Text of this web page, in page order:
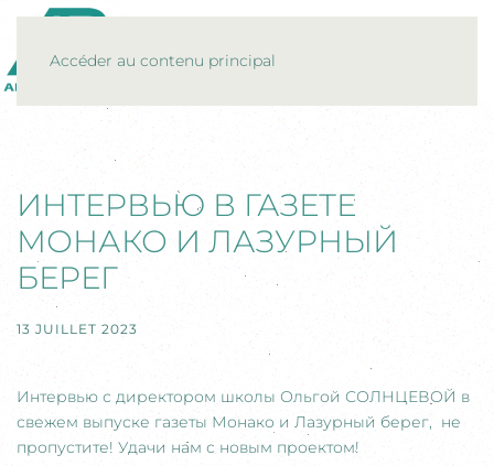
Accéder au contenu principal
ИНТЕРВЬЮ В ГАЗЕТЕ
МОНАКО И ЛАЗУРНЫЙ
БЕРЕГ
13 JUILLET 2023
Интервью с директором школы Ольгой СОЛНЦЕВОЙ в
свежем выпуске газеты Монако и Лазурный берег, не
пропустите! Удачи нам с новым проектом!